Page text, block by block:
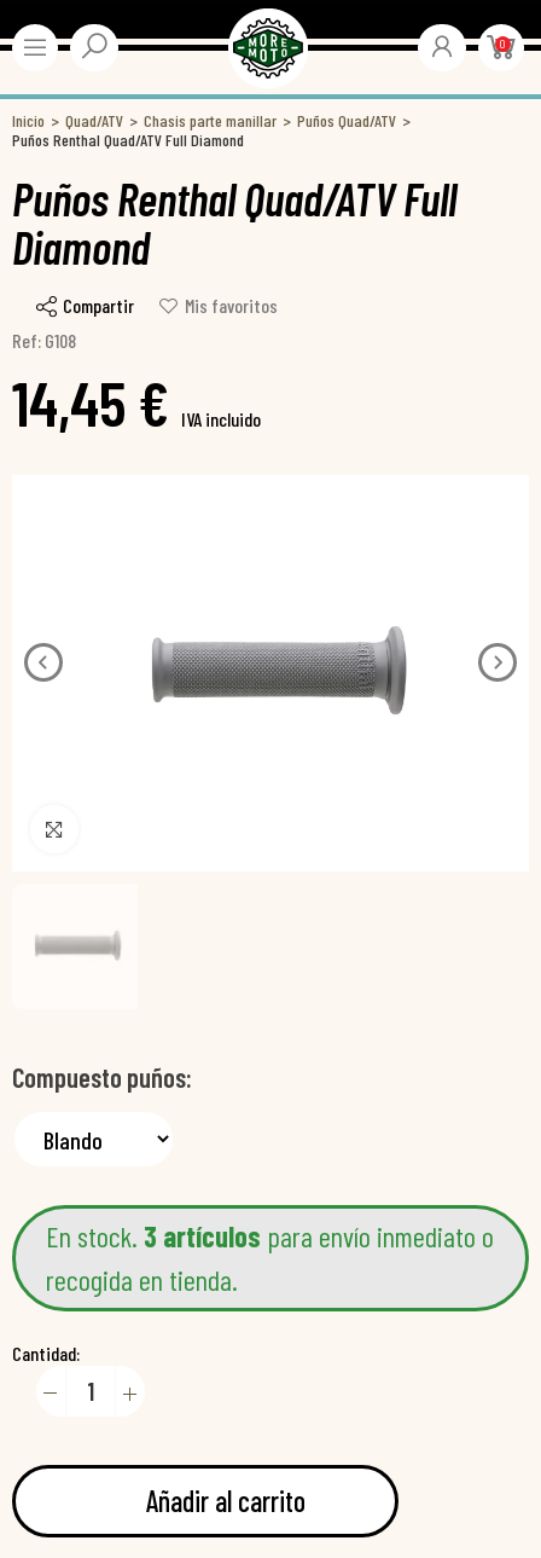
0
Inicio Quad/ATV Chasis parte manillar
Puños Quad/ATV
Puños Renthal Quad/ATV Full Diamond
Puños Renthal Quad/ATV Full
Diamond
Compartir
Mis favoritos
Ref: G108
14,45 € IVA incluido
Compuesto puños
En stock. 3 artículos para envío inmediato o
recogida en tienda.
Cantidad:
Añadir al carrito